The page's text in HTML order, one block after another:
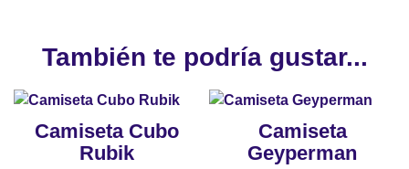
También te podría gustar...
Camiseta Cubo
Rubik
Camiseta
Geyperman